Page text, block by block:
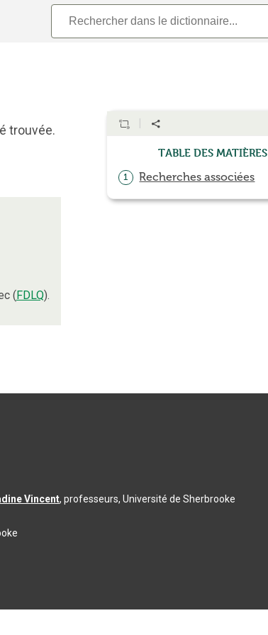
trouvée.
(FDLQ).
Table des matières
1 Recherches associées
Vincent, professeurs, Université de Sherbrooke